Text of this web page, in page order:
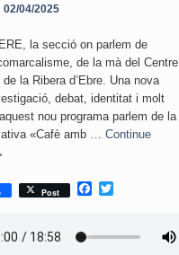
02/04/2025
la secció on parlem de
de la mà del Centre
de la Ribera d’Ebre. Una nova
debat, identitat i molt
nou programa parlem de la
«Cafè amb … Continue
Post
F
T